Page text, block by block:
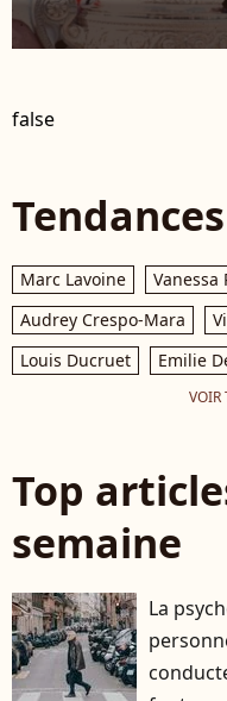
false
Tendances
Marc Lavoine Vanessa
Audrey Crespo-Mara
Louis Ducruet
Emilie
VOIR
Top
semaine
La